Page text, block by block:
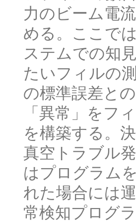
力のビーム電
める。ここで
ステムでの知
たいフィルの
の標準誤差と
「異常」をフ
を構築する。
真空トラブル
はプログラム
れた場合には
常検知プログ